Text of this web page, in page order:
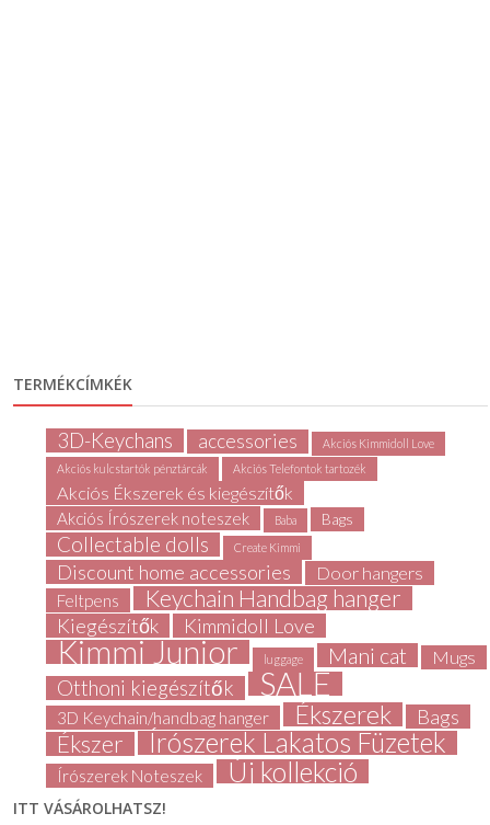
TERMÉKCÍMKÉK
3D-Keychans accessories
Akciós Kimmidoll Love
Akciós kulcstartók pénztárcák
Akciós Telefontok tartozék
Akciós Ékszerek és kiegészítők
Akciós Írószerek noteszek Baba Bags
Collectable dolls Create Kimmi
Discount home accessories Door hangers
Feltpens Keychain Handbag hanger
Kiegészítők Kimmidoll Love
Kimmi Junior luggage Mani cat Mugs
Otthoni kiegészítők SALE
3D Keychain/handbag hanger Ékszerek Bags
Ékszer Írószerek Lakatos Füzetek
Írószerek Noteszek Új kollekció
ITT VÁSÁROLHATSZ!